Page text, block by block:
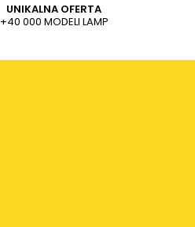
UNIKALNA OFERTA
+40 000 MODELI LAMP